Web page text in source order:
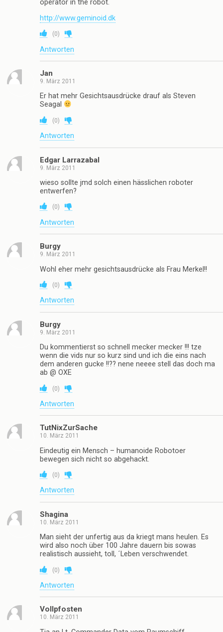
operator in the robot.
http://www.geminoid.dk
(0)
Antworten
Jan
9. März 2011
Er hat mehr Gesichtsausdrücke drauf als Steven
Seagal
(0)
Antworten
Edgar Larrazabal
9. März 2011
wieso sollte jmd solch einen hässlichen roboter
entwerfen?
(0)
Antworten
Burgy
9. März 2011
Wohl eher mehr gesichtsausdrücke als Frau Merkel!!
(0)
Antworten
Burgy
9. März 2011
Du kommentierst so schnell mecker mecker !!! tze
wenn die vids nur so kurz sind und ich die eins nach
dem anderen gucke !!?? nene neeee stell das doch ma
ab @ OXE
(0)
Antworten
TutNixZurSache
10. März 2011
Eindeutig ein Mensch – humanoide Robotoer
bewegen sich nicht so abgehackt.
(0)
Antworten
Shagina
10. März 2011
Man sieht der unfertig aus da kriegt mans heulen. Es
wird also noch über 100 Jahre dauern bis sowas
realistisch aussieht, toll, ´Leben verschwendet.
(0)
Antworten
Vollpfosten
10. März 2011